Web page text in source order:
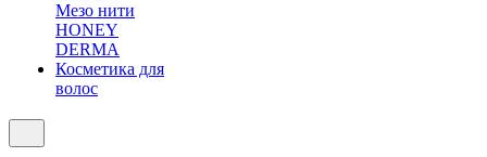
Мезо нити
HONEY
DERMA
Косметика для
волос